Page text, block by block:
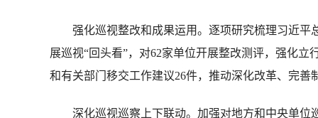
强化巡视整改和成果运用。逐项研究梳理习近平
展巡视“回头看”，对62家单位开展整改测评，强化
和有关部门移交工作建议26件，推动深化改革、完善
深化巡视巡察上下联动。加强对地方和中央单位巡